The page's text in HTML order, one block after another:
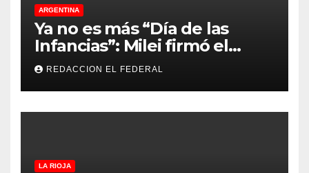
ARGENTINA
Ya no es más “Día de las
Infancias”: Milei firmó el
decreto que restablece la
denominación oficial de “Día
del Niño”
REDACCION EL FEDERAL
LA RIOJA